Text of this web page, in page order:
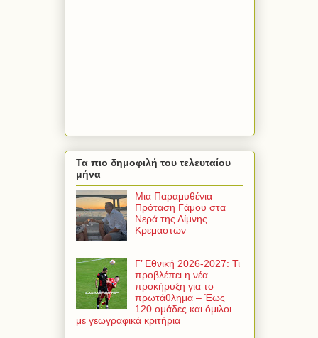
Τα πιο δημοφιλή του τελευταίου
μήνα
Μια Παραμυθένια
Πρόταση Γάμου στα
Νερά της Λίμνης
Κρεμαστών
Γ’ Εθνική 2026-2027: Τι
προβλέπει η νέα
προκήρυξη για το
πρωτάθλημα – Έως
120 ομάδες και όμιλοι
με γεωγραφικά κριτήρια